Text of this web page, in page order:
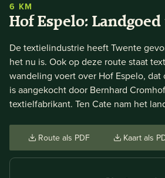
6 KM
Hof Espelo:
De textielindustrie heeft Twente
het nu is. Ook op deze route staat
wandeling voert over Hof Espelo,
is aangekocht door Bernhard
textielfabrikant. Ten Cate nam het
Route als PDF Kaart als